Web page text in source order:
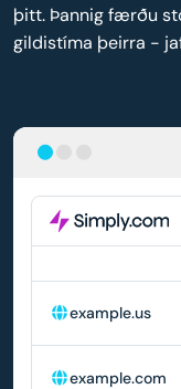
example.us
example.com
þitt. Þannig færðu
gildistíma þeirra -